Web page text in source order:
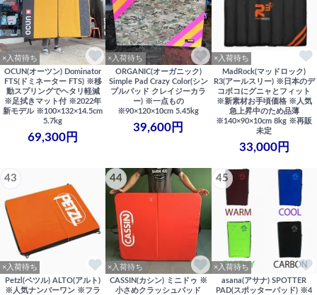
×入荷待ち
OCUN(オーツン) Dominator
FTS(ドミネーター FTS) ※移
動スプリングでヘタリ軽減
※足拭きマット付 ※2022年
新モデル ※100×132×14.5cm
5.7kg
69,300円
×入荷待ち
ORGANIC(オーガニック)
Simple Pad Crazy Color(シン
プルパッド クレイジーカラ
ー) ※一点もの
※90×120×10cm 5.45kg
39,600円
×入荷待ち
MadRock(マッドロック)
R3(アールスリー) ※日本のデ
コボコにグニャとフィット
※新素材お手頃価格 ※人気
急上昇中のため品薄
※140×90×10cm 8kg ※再販
未定
33,000円
43
×入荷待ち
Petzl(ペツル) ALTO(アルト)
※人気ナンバーワン ※フラ
44
×入荷待ち
CASSIN(カシン) ミニドゥ ※
小さめクラッシュパッド
45
×入荷待ち
asana(アサナ) SPOTTER
PAD(スポッターパッド) ※4